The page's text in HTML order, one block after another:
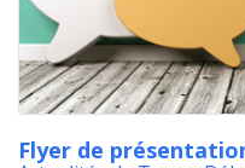
Flyer de